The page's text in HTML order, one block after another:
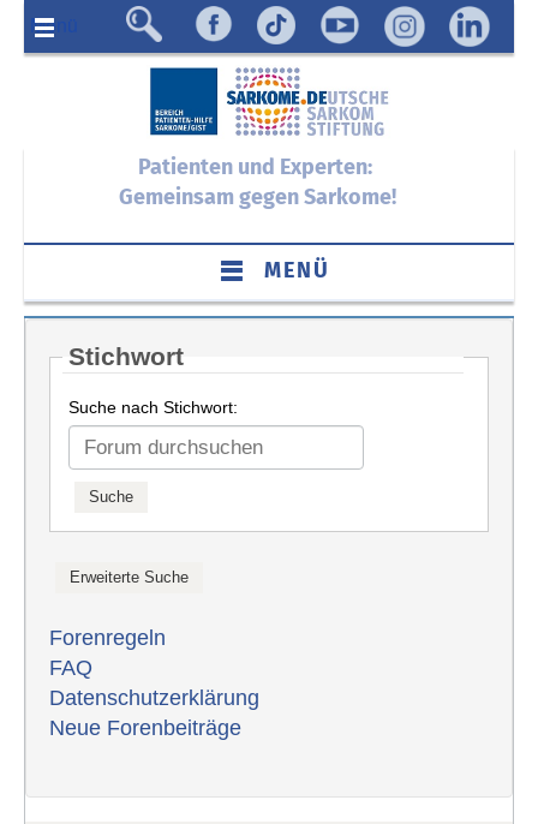
Menü
Patienten und Experten:
Gemeinsam gegen Sarkome!
MENÜ
Stichwort
Suche nach Stichwort:
Forenregeln
FAQ
Datenschutzerklärung
Neue Forenbeiträge